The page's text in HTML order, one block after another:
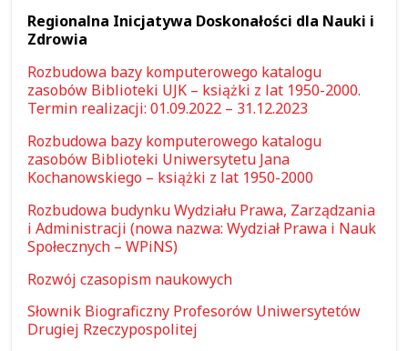
Regionalna Inicjatywa Doskonałości dla Nauki i
Zdrowia
Rozbudowa bazy komputerowego katalogu
zasobów Biblioteki UJK – książki z lat 1950-2000.
Termin realizacji: 01.09.2022 – 31.12.2023
Rozbudowa bazy komputerowego katalogu
zasobów Biblioteki Uniwersytetu Jana
Kochanowskiego – książki z lat 1950-2000
Rozbudowa budynku Wydziału Prawa, Zarządzania
i Administracji (nowa nazwa: Wydział Prawa i Nauk
Społecznych – WPiNS)
Rozwój czasopism naukowych
Słownik Biograficzny Profesorów Uniwersytetów
Drugiej Rzeczypospolitej